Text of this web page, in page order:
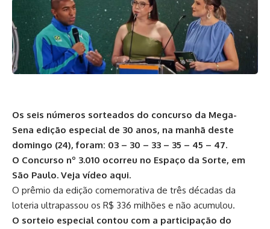
Os seis números sorteados do concurso da Mega-
Sena edição especial de 30 anos, na manhã deste
domingo (24), foram: 03 – 30 – 33 – 35 – 45 – 47.
O Concurso nº 3.010 ocorreu no Espaço da Sorte, em
São Paulo. Veja vídeo aqui.
O prêmio da edição comemorativa de três décadas da
loteria ultrapassou os R$ 336 milhões e não acumulou.
O sorteio especial contou com a participação do